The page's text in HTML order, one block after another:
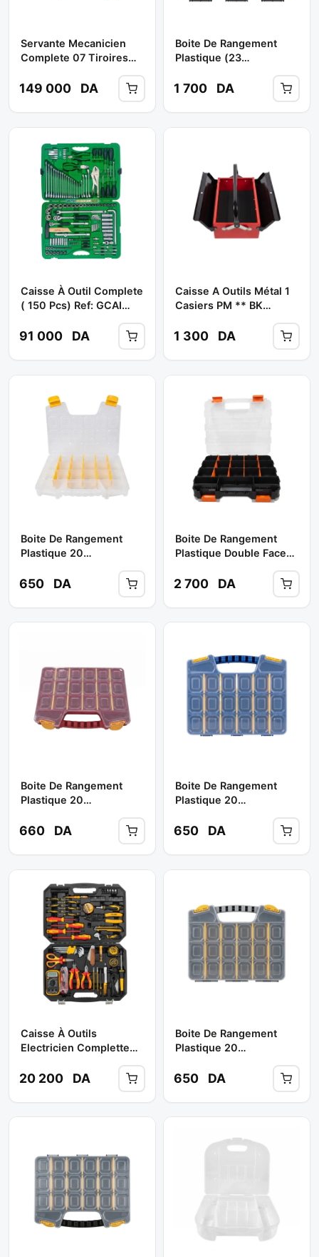
Servante Mecanicien
Complete 07 Tiroires
163 PCS Réf: TC0690 **
BEETRO
149 000 DA
Boite De Rangement
Plastique (23
Compartiments) Réf:
4943-9 ** LAMBOSS
1 700 DA
Caisse À Outil Complete
( 150 Pcs) Ref: GCAI
91 000 DA
Caisse A Outils Métal 1
Casiers PM ** BK
1 300 DA
Boite De Rangement
Plastique 20
Transparent **
650 DA
Boite De Rangement
Plastique Double Faces
Réf: ** VIMCA
2 700 DA
Boite De Rangement
Plastique 20
Rouge **
660 DA
Boite De Rangement
Plastique 20
Bleu **
650 DA
Caisse À Outils
Electricien Complette
TOLSEN
20 200 DA
Boite De Rangement
Plastique 20
Gris **
650 DA